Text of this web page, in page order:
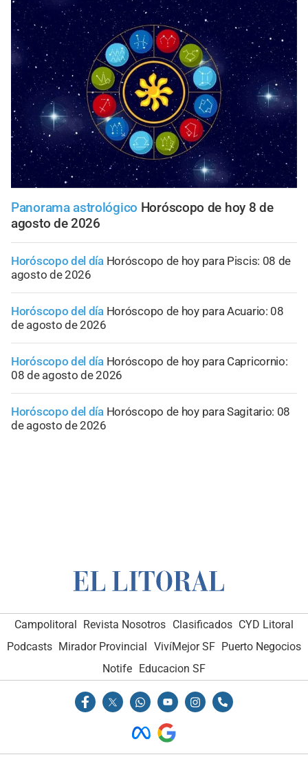
Panorama astrológico Horóscopo de hoy 8 de
agosto de 2026
Horóscopo del día Horóscopo de hoy para Piscis: 08 de
agosto de 2026
Horóscopo del día Horóscopo de hoy para Acuario: 08
de agosto de 2026
Horóscopo del día Horóscopo de hoy para Capricornio:
08 de agosto de 2026
Horóscopo del día Horóscopo de hoy para Sagitario: 08
de agosto de 2026
Campolitoral Revista Nosotros Clasificados CYD Litoral
Podcasts Mirador Provincial VivíMejor SF Puerto Negocios
Notife Educacion SF